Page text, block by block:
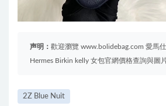
声明： 歡迎瀏覽 www.bolidebag.com 愛馬
Hermes Birkin kelly 女包官網價格查詢與圖
2Z Blue Nuit